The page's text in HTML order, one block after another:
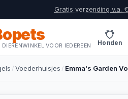
Gratis verzending v.a.
DIERENWINKEL VOOR IEDEREEN Honden
/Voederhuisjes / Emma's Garden